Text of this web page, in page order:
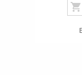
shopping_cart